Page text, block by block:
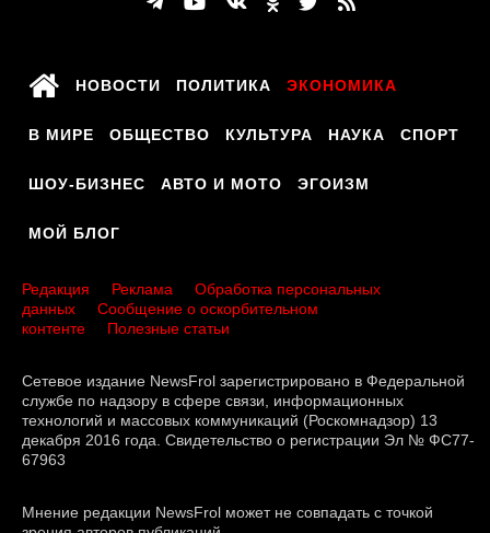
НОВОСТИ ПОЛИТИКА ЭКОНОМИКА
В МИРЕ ОБЩЕСТВО КУЛЬТУРА НАУКА СПОРТ
ШОУ-БИЗНЕС АВТО И МОТО ЭГОИЗМ
МОЙ БЛОГ
Редакция Реклама
Обработка персональных
данных
Сообщение о оскорбительном
контенте
Полезные статьи
Сетевое издание NewsFrol зарегистрировано в Федеральной
службе по надзору в сфере связи, информационных
технологий и массовых коммуникаций (Роскомнадзор) 13
декабря 2016 года. Свидетельство о регистрации Эл № ФС77-
67963
Мнение редакции NewsFrol может не совпадать с точкой